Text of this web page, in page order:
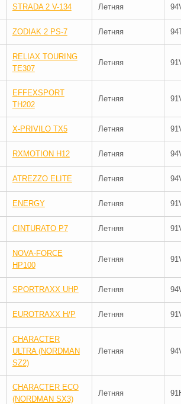
STRADA 2 V-134 Летняя
ZODIAK 2 PS-7 Летняя
RELIAX TOURING
TE307
Летняя
EFFEXSPORT
TH202
Летняя
X-PRIVILO TX5 Летняя
RXMOTION H12 Летняя
ATREZZO ELITE Летняя
ENERGY Летняя
CINTURATO P7 Летняя
NOVA-FORCE
HP100
Летняя
SPORTRAXX UHP Летняя
EUROTRAXX H/P Летняя
CHARACTER
ULTRA (NORDMAN
SZ2)
Летняя
CHARACTER ECO
(NORDMAN SX3)
Летняя